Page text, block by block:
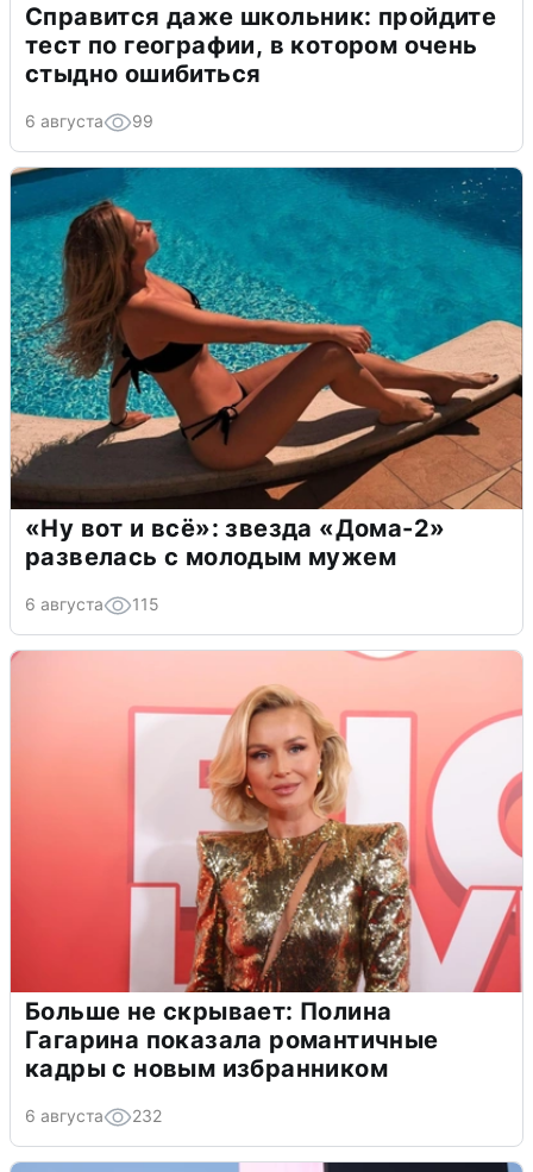
Справится даже школьник: пройдите
тест по географии, в котором очень
стыдно ошибиться
6 августа 99
«Ну вот и всё»: звезда «Дома-2»
развелась с молодым мужем
6 августа 115
Больше не скрывает: Полина
Гагарина показала романтичные
кадры с новым избранником
6 августа 232